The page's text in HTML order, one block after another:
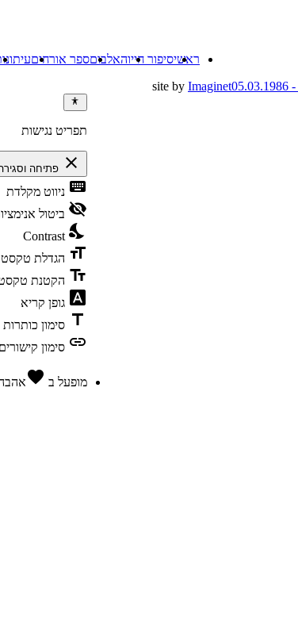
ראשיסיפור חייוהאלבוםספר אורחים
site by Imaginet
תפריט נגישות
close פתיחה
keyboard ניווט מקלדת
visibility_off ביטול
nights_stay
Contrast
format_size הגדלת טקסט
text_fields הקטנת
font_download גופן קריא
title סימון כותרות
link סימון
מופעל ב favorite